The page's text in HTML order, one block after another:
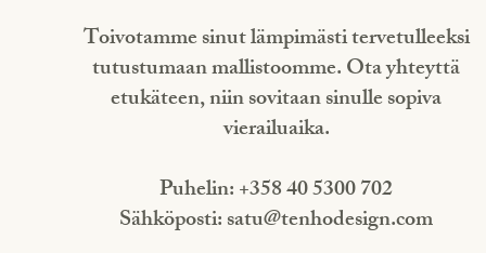
Toivotamme sinut lämpimästi tervetulleeksi
tutustumaan mallistoomme. Ota yhteyttä
etukäteen, niin sovitaan sinulle sopiva
vierailuaika.
Puhelin: +358 40 5300 702
Sähköposti:satu@tenhodesign.com